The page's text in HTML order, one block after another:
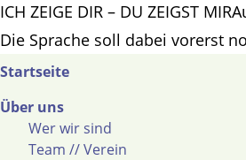
ICH ZEIGE DIR – DU ZEIGST
Die Sprache soll dabei vorerst
Startseite
Über uns
Wer wir sind
Team // Verein